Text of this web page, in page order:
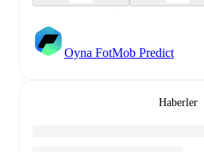
Oyna FotMob Predict
Haberler